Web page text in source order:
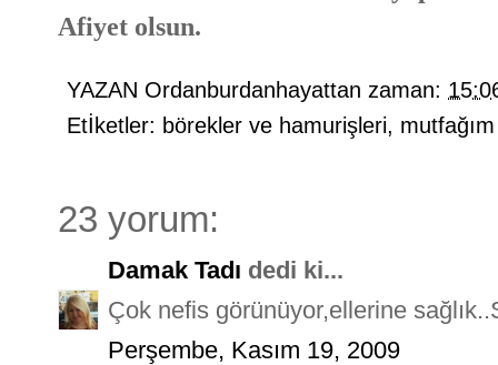
Afiyet olsun.
YAZAN Ordanburdanhayattan zaman:
Etİketler: börekler ve hamurişleri, mutfağım
23 yorum:
Damak Tadı dedi ki...
Çok nefis görünüyor,ellerine
Perşembe, Kasım 19, 2009